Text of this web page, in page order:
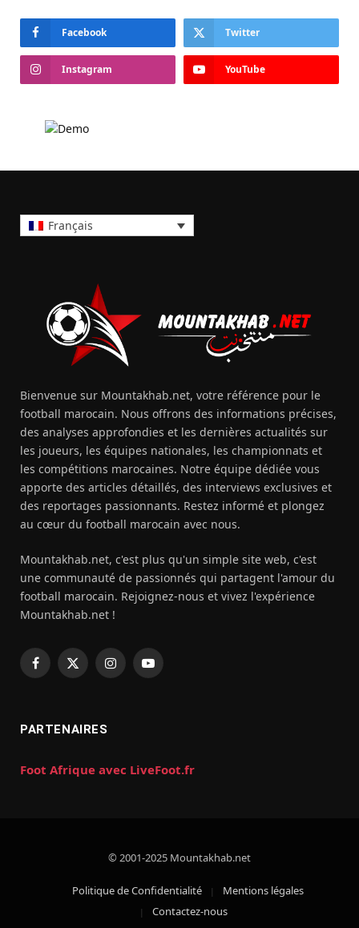
Facebook Twitter
Instagram YouTube
Français
Bienvenue sur Mountakhab.net, votre référence pour le
football marocain. Nous offrons des informations précises,
des analyses approfondies et les dernières actualités sur
les joueurs, les équipes nationales, les championnats et
les compétitions marocaines. Notre équipe dédiée vous
apporte des articles détaillés, des interviews exclusives et
des reportages passionnants. Restez informé et plongez
au cœur du football marocain avec nous.
Mountakhab.net, c'est plus qu'un simple site web, c'est
une communauté de passionnés qui partagent l'amour du
football marocain. Rejoignez-nous et vivez l'expérience
Mountakhab.net !
Facebook
X
InstagramYouTube
PARTENAIRES
Foot Afrique avec LiveFoot.fr
© 2001-2025 Mountakhab.net
Politique de Confidentialité
Mentions légales
Contactez-nous